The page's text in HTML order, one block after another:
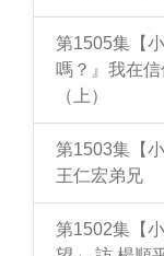
第1505集【
嗎？』我在
（上）
第1503集【
王仁宏弟兄
第1502集【